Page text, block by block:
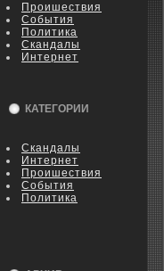
Пpoишествия
События
Политика
Скандалы
Интернет
КАТЕГОРИИ
Скандалы
Интернет
Пpoишествия
События
Политика